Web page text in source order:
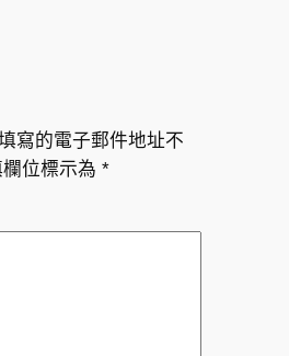
寫的電子郵件地址不
位標示為 *